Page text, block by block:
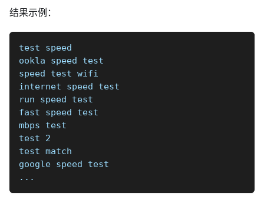
结果示例：
test speed
ookla speed test
speed test wifi
internet speed test
run speed test
fast speed test
mbps test
test 2
test match
google speed test
...